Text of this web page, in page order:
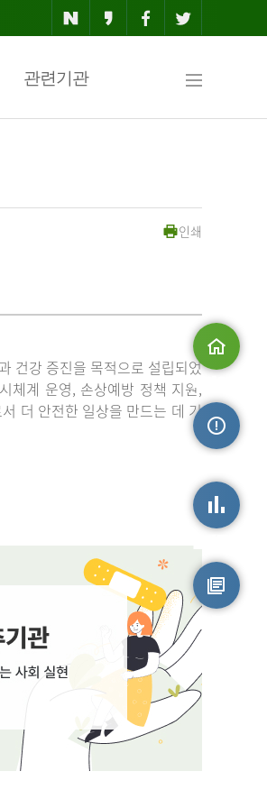
관련기관
맵
인쇄
건강 증진을 목적으로 설립되었
체계 운영, 손상예방 정책 지원,
더 안전한 일상을 만드는 데 기
원시자료